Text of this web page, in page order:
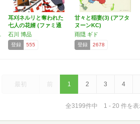
耳刈ネルリと奪われた
七人の花婿 (ファミ通
文…
石川 博品
登録 555
甘々と稲妻(3) (アフタ
ヌーンKC)
雨隠 ギド
登録 2678
最初 前 1 2 3 4
全3199件中 1 - 20 件を表